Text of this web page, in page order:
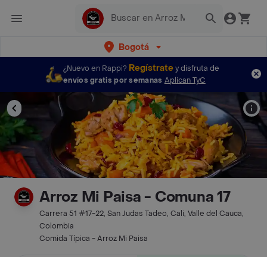
Bogotá
¿Nuevo en Rappi? Regístratey disfruta de
envíos gratis por semanas Aplican TyC
Arroz Mi Paisa - Comuna 17
Carrera 51 #17-22, San Judas Tadeo, Cali, Valle del Cauca,
Colombia
Comida Típica - Arroz Mi Paisa